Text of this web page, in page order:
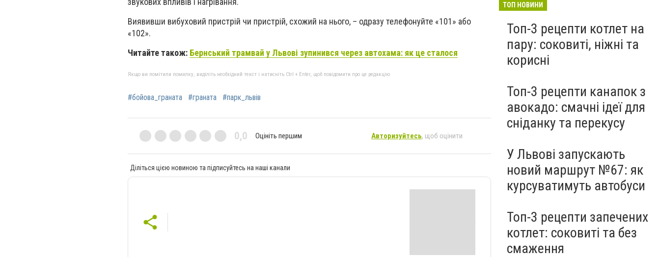
Виявивши вибуховий пристрій чи пристрій, схожий на нього, – одразу телефонуйте «101» або
«102».
Читайте також: Бернський трамвай у Львові зупинився через автохама: як це сталося
Якщо ви помітили помилку, виділіть необхідний текст і натисніть Ctrl + Enter, щоб повідомити про це редакцію
#бойова_граната #граната #парк_львів
0,0 Оцініть першим Авторизуйтесь, щоб оцінити
Діліться цією новиною та підписуйтесь на наші канали
ТОП НОВИНИ
Топ-3 рецепти котлет на
пару: соковиті, ніжні та
корисні
Топ-3 рецепти канапок з
авокадо: смачні ідеї для
сніданку та перекусу
У Львові запускають
новий маршрут №67: як
курсуватимуть автобуси
Топ-3 рецепти запечених
котлет: соковиті та без
смаження